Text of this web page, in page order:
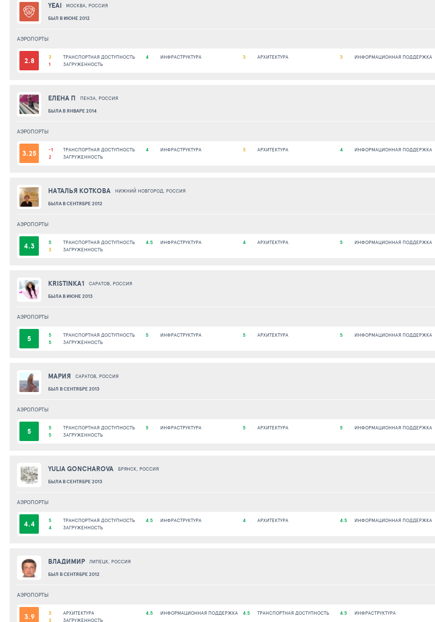
YEAI МОСКВА, РОССИЯ
БЫЛ В ИЮНЕ 2012
АЭРОПОРТЫ
2.8 3 ТРАНСПОРТНАЯ ДОСТУПНОСТЬ 4 ИНФРАСТРУКТУРА 3 АРХИТЕКТУРА 3 ИНФОРМАЦИОННАЯ ПОДДЕРЖКА
1 ЗАГРУЖЕННОСТЬ
ЕЛЕНА П ПЕНЗА, РОССИЯ
БЫЛА В ЯНВАРЕ 2014
АЭРОПОРТЫ
3.25 -1 ТРАНСПОРТНАЯ ДОСТУПНОСТЬ 4 ИНФРАСТРУКТУРА 3 АРХИТЕКТУРА 4 ИНФОРМАЦИОННАЯ ПОДДЕРЖКА
2 ЗАГРУЖЕННОСТЬ
НАТАЛЬЯ КОТКОВА НИЖНИЙ НОВГОРОД, РОССИЯ
БЫЛА В СЕНТЯБРЕ 2012
АЭРОПОРТЫ
4.3 5 ТРАНСПОРТНАЯ ДОСТУПНОСТЬ 4.5 ИНФРАСТРУКТУРА 4 АРХИТЕКТУРА 5 ИНФОРМАЦИОННАЯ ПОДДЕРЖКА
3 ЗАГРУЖЕННОСТЬ
KRISTINKA1 САРАТОВ, РОССИЯ
БЫЛА В ИЮНЕ 2013
АЭРОПОРТЫ
5 5 ТРАНСПОРТНАЯ ДОСТУПНОСТЬ 5 ИНФРАСТРУКТУРА 5 АРХИТЕКТУРА 5 ИНФОРМАЦИОННАЯ ПОДДЕРЖКА
5 ЗАГРУЖЕННОСТЬ
МАРИЯ САРАТОВ, РОССИЯ
БЫЛ В СЕНТЯБРЕ 2013
АЭРОПОРТЫ
5 5 ТРАНСПОРТНАЯ ДОСТУПНОСТЬ 5 ИНФРАСТРУКТУРА 5 АРХИТЕКТУРА 5 ИНФОРМАЦИОННАЯ ПОДДЕРЖКА
5 ЗАГРУЖЕННОСТЬ
YULIA GONCHAROVA БРЯНСК, РОССИЯ
БЫЛА В СЕНТЯБРЕ 2013
АЭРОПОРТЫ
4.4 5 ТРАНСПОРТНАЯ ДОСТУПНОСТЬ 4.5 ИНФРАСТРУКТУРА 4 АРХИТЕКТУРА 4.5 ИНФОРМАЦИОННАЯ ПОДДЕРЖКА
4 ЗАГРУЖЕННОСТЬ
ВЛАДИМИР ЛИПЕЦК, РОССИЯ
БЫЛ В СЕНТЯБРЕ 2012
АЭРОПОРТЫ
3.9 3 АРХИТЕКТУРА 4.5 ИНФОРМАЦИОННАЯ ПОДДЕРЖКА 4.5 ТРАНСПОРТНАЯ ДОСТУПНОСТЬ 4.5 ИНФРАСТРУКТУРА
3 ЗАГРУЖЕННОСТЬ